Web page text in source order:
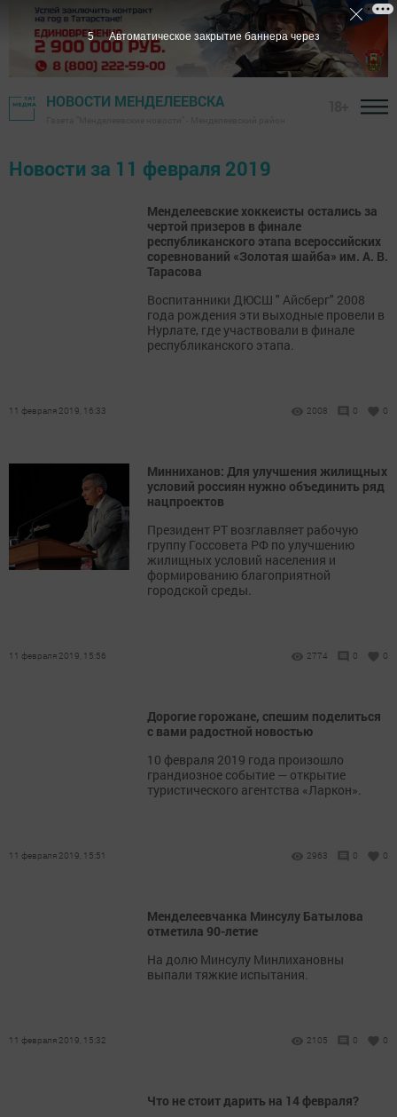
НОВОСТИ МЕНДЕЛЕЕВСКА
Новости за 11 февраля 2019
Менделеевские хоккеисты остались за
чертой призеров в финале
республиканского этапа всероссийских
соревнований «Золотая шайба» им. А. В.
Тарасова
Воспитанники ДЮСШ " Айсберг" 2008
года рождения эти выходные провели в
Нурлате, где участвовали в финале
республиканского этапа.
11 февраля 2019, 16:33 2008 0 0
Минниханов: Для улучшения жилищных
условий россиян нужно объединить ряд
нацпроектов
Президент РТ возглавляет рабочую
группу Госсовета РФ по улучшению
жилищных условий населения и
формированию благоприятной
городской среды.
11 февраля 2019, 15:56 2774 0 0
Дорогие горожане, спешим поделиться
с вами радостной новостью
10 февраля 2019 года произошло
грандиозное событие — открытие
туристического агентства «Ларкон».
11 февраля 2019, 15:51 2963 0 0
Менделеевчанка Минсулу Батылова
отметила 90-летие
На долю Минсулу Минлихановны
выпали тяжкие испытания.
11 февраля 2019, 15:32 2105 0 0
Что не стоит дарить на 14 февраля?
5 Автоматическое закрытие баннера через